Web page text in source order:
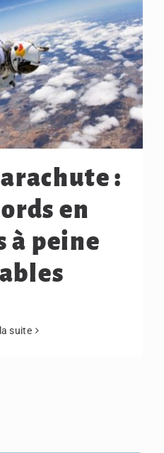
:
en
à peine
suite